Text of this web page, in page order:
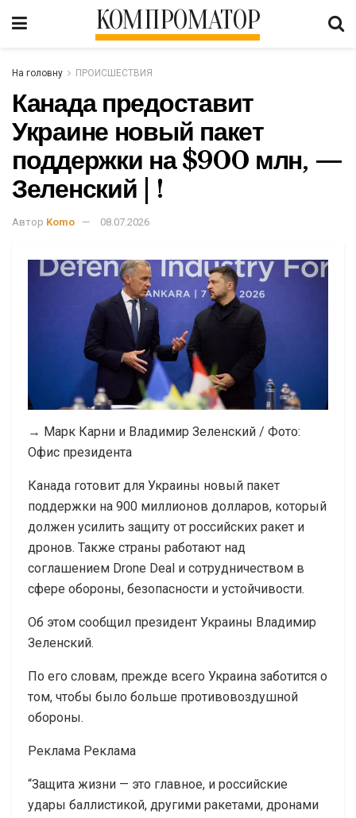
КОМПРОМАТОР
На головну ПРОИСШЕСТВИЯ
Канада предоставит
Украине новый пакет
поддержки на $900 млн, —
Зеленский | !
Автор Komo 08.07.2026
→ Марк Карни и Владимир Зеленский / Фото:
Офис президента
Канада готовит для Украины новый пакет
поддержки на 900 миллионов долларов, который
должен усилить защиту от российских ракет и
дронов. Также страны работают над
соглашением Drone Deal и сотрудничеством в
сфере обороны, безопасности и устойчивости.
Об этом сообщил президент Украины Владимир
Зеленский.
По его словам, прежде всего Украина заботится о
том, чтобы было больше противовоздушной
обороны.
Реклама Реклама
“Защита жизни — это главное, и российские
удары баллистикой, другими ракетами, дронами